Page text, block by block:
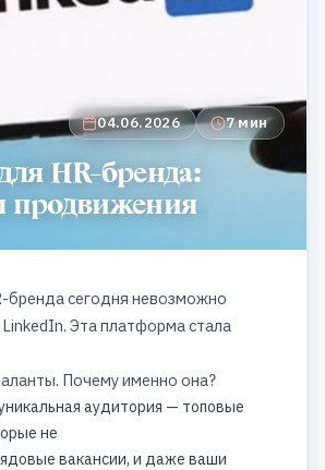
04.06.2026 7 мин
HR-бренда:
продвижения
брендасегодня невозможно
Эта платформа стала
Почему именно она?
аудитория — топовые
не
вакансии, и даже ваши